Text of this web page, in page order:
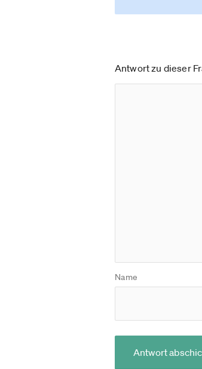
Antwort zu dieser
Name
Antwort